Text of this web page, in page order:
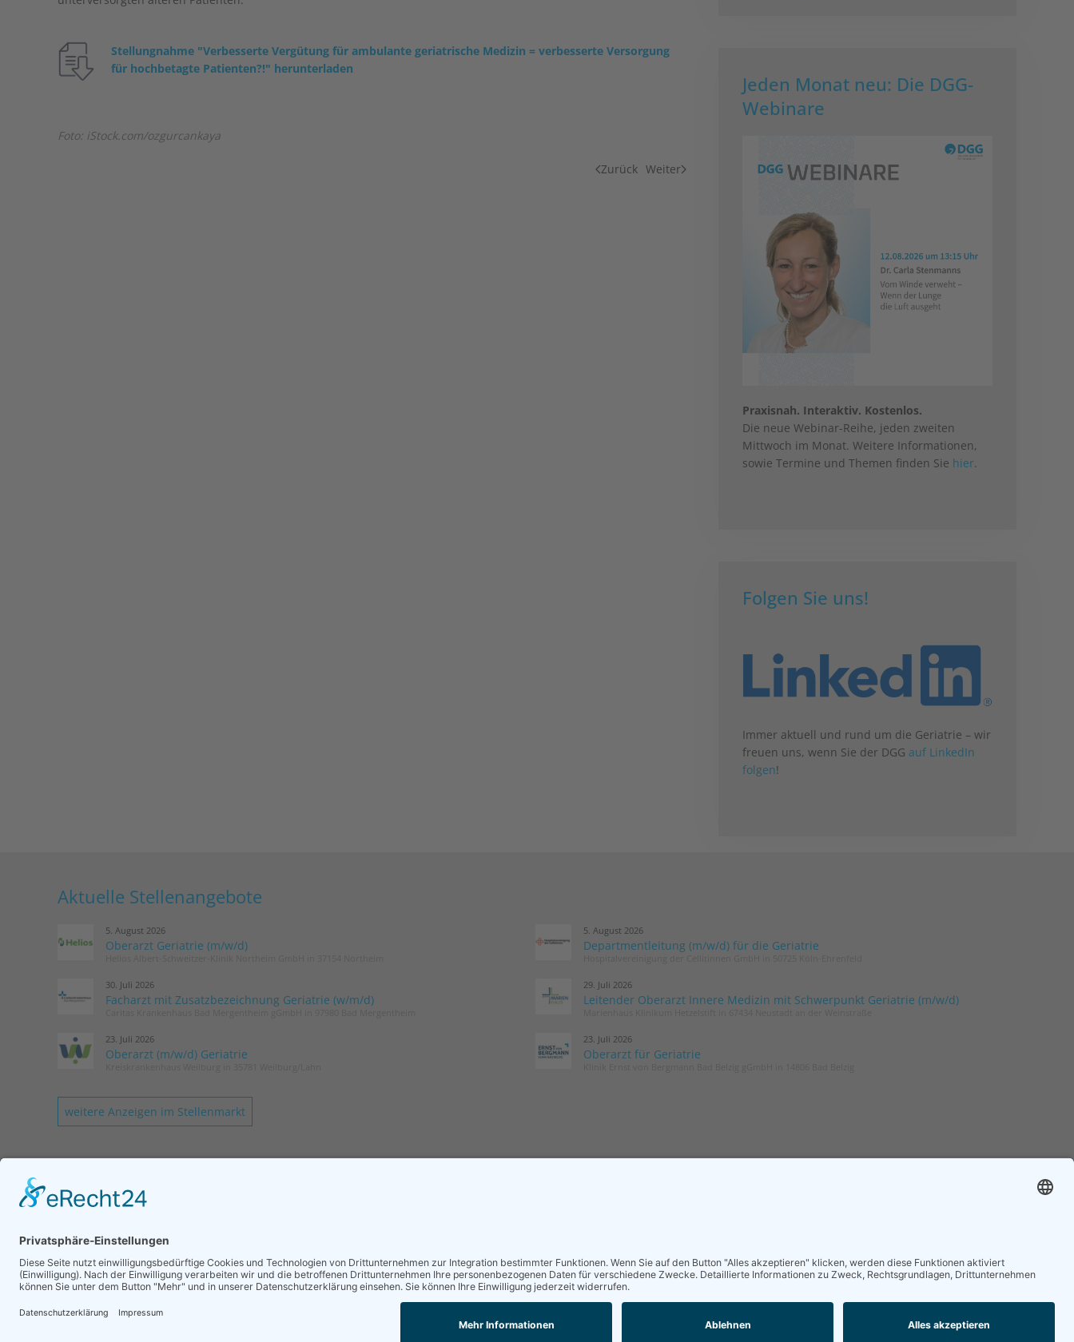
Stellungnahme "Verbesserte Vergütung für ambulante geriatrische Medizin = verbesserte Versorgung
für hochbetagte Patienten?!" herunterladen
Foto: iStock.com/ozgurcankaya
Zurück Weiter
Jeden Monat neu: Die DGG-
Webinare
Praxisnah. Interaktiv. Kostenlos.
Die neue Webinar-Reihe, jeden zweiten
Mittwoch im Monat. Weitere Informationen,
sowie Termine und Themen finden Sie hier.
Folgen Sie uns!
Immer aktuell und rund um die Geriatrie – wir
freuen uns, wenn Sie der DGG auf LinkedIn
folgen!
Aktuelle Stellenangebote
5. August 2026
Oberarzt Geriatrie (m/w/d)
5. August 2026
Departmentleitung (m/w/d) für die Geriatrie
30. Juli 2026
Facharzt mit Zusatzbezeichnung Geriatrie (w/m/d)
29. Juli 2026
Leitender Oberarzt Innere Medizin mit Schwerpunkt Geriatrie (m/w/d)
23. Juli 2026
Oberarzt (m/w/d) Geriatrie
23. Juli 2026
Oberarzt für Geriatrie
weitere Anzeigen im Stellenmarkt
Login
Impressum
Tel.: 030 / 52 13 72 75
in der DGG entdecken.
Antrag stellen
Postfach.
News abonnieren
unserem Fach.
Online lesen